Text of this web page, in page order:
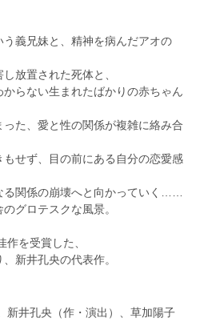
義兄妹と、精神を病んだアオの
放置された死体と、
らない⽣まれたばかりの⾚ちゃん
た、愛と性の関係が複雑に絡み合
せず、⽬の前にある⾃分の恋愛感
る関係の崩壊へと向かっていく……
グロテスクな⾵景。
作を受賞した、
新井孔央の代表作。
新井孔央（作・演出）、草加陽⼦